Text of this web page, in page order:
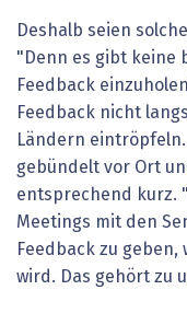
Deshalb seien
"Denn es gibt keine
Feedback
Feedback nicht
Ländern
gebündelt vor Ort
entsprechend kurz.
Meetings mit den
Feedback zu
wird. Das gehört zu